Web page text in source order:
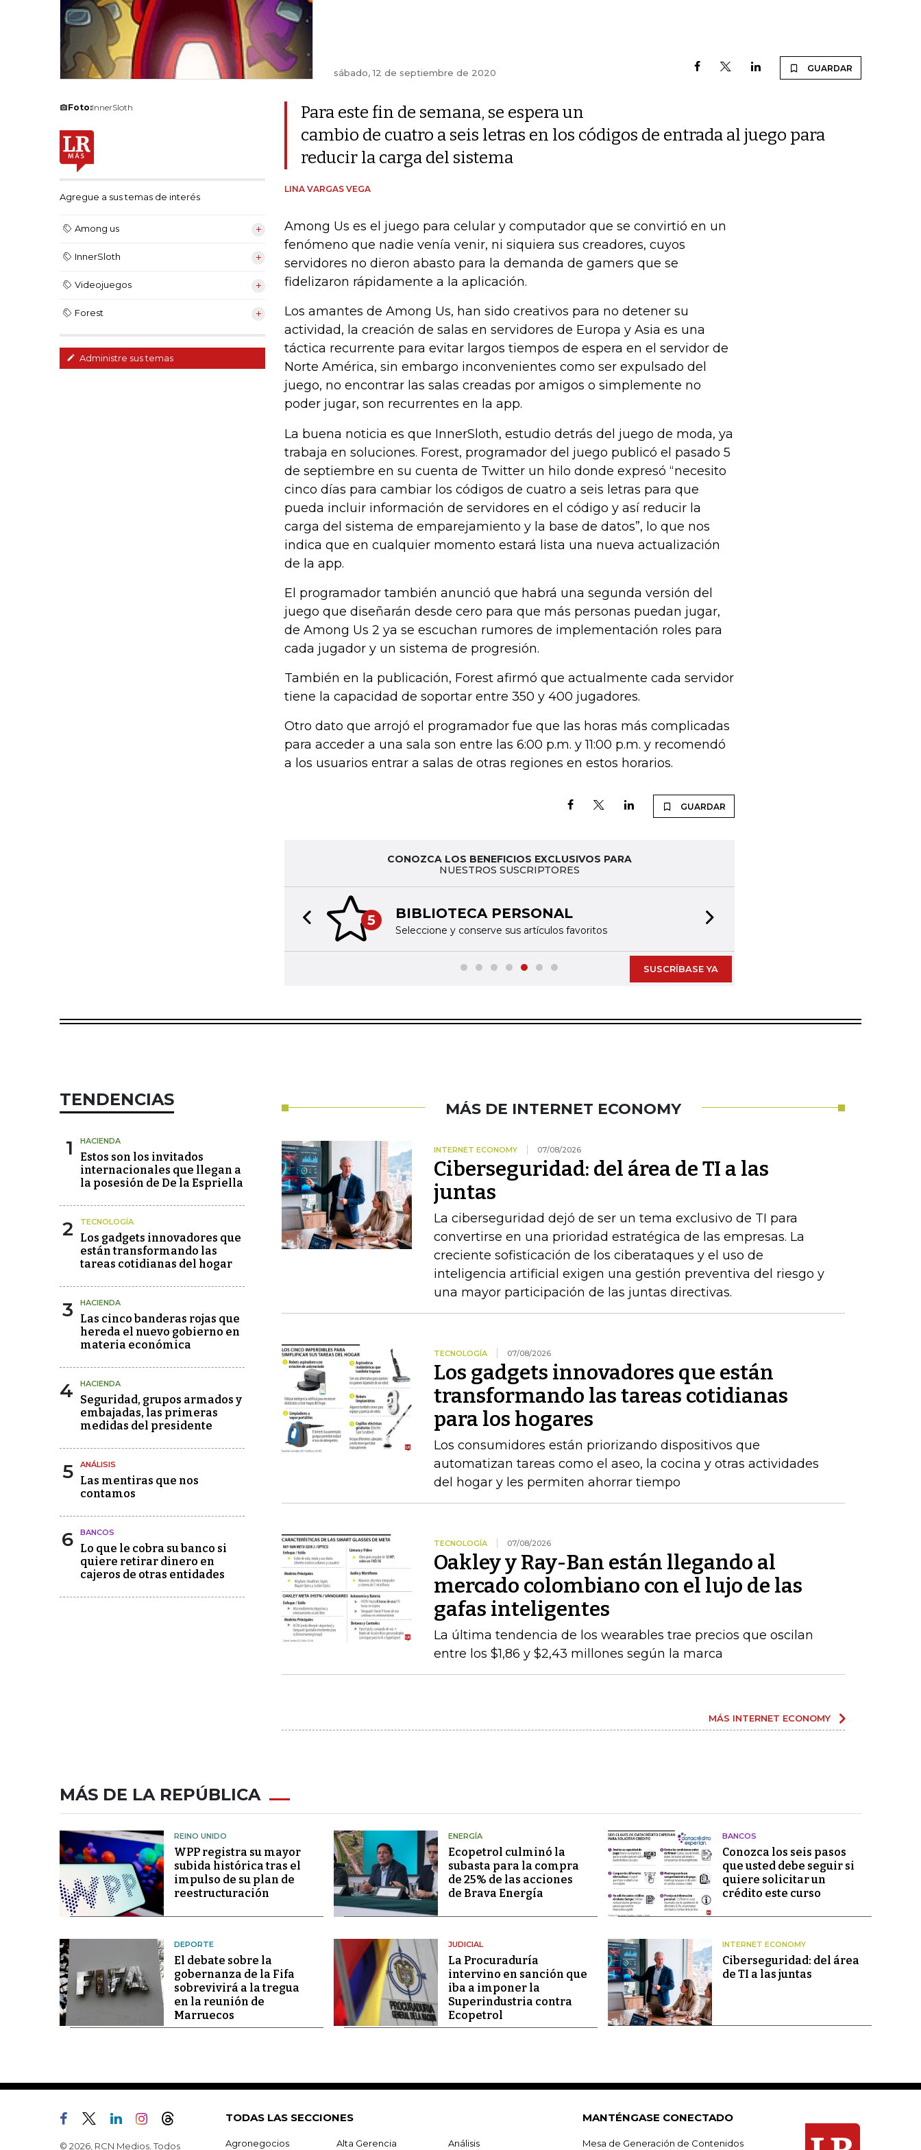
sábado, 12 de septiembre de 2020 GUARDAR
Foto:InnerSloth
Agregue a sus temas de interés
Among us
InnerSloth
Videojuegos
Forest
Administre sus temas
Para este fin de semana, se espera un
cambio de cuatro a seis letras en los códigos de entrada al juego para
reducir la carga del sistema
LINA VARGAS VEGA
Among Us es el juego para celular y computador que se convirtió en un
fenómeno que nadie venía venir, ni siquiera sus creadores, cuyos
servidores no dieron abasto para la demanda de gamers que se
fidelizaron rápidamente a la aplicación.
Los amantes de Among Us, han sido creativos para no detener su
actividad, la creación de salas en servidores de Europa y Asia es una
táctica recurrente para evitar largos tiempos de espera en el servidor de
Norte América, sin embargo inconvenientes como ser expulsado del
juego, no encontrar las salas creadas por amigos o simplemente no
poder jugar, son recurrentes en la app.
La buena noticia es que InnerSloth, estudio detrás del juego de moda, ya
trabaja en soluciones. Forest, programador del juego publicó el pasado 5
de septiembre en su cuenta de Twitter un hilo donde expresó “necesito
cinco días para cambiar los códigos de cuatro a seis letras para que
pueda incluir información de servidores en el código y así reducir la
carga del sistema de emparejamiento y la base de datos”, lo que nos
indica que en cualquier momento estará lista una nueva actualización
de la app.
El programador también anunció que habrá una segunda versión del
juego que diseñarán desde cero para que más personas puedan jugar,
de Among Us 2 ya se escuchan rumores de implementación roles para
cada jugador y un sistema de progresión.
También en la publicación, Forest afirmó que actualmente cada servidor
tiene la capacidad de soportar entre 350 y 400 jugadores.
Otro dato que arrojó el programador fue que las horas más complicadas
para acceder a una sala son entre las 6:00 p.m. y 11:00 p.m. y recomendó
a los usuarios entrar a salas de otras regiones en estos horarios.
GUARDAR
CONOZCA LOS BENEFICIOS EXCLUSIVOS PARA
NUESTROS SUSCRIPTORES
5 BIBLIOTECA PERSONAL
Seleccione y conserve sus artículos favoritos
Previous slide
SUSCRÍBASE YA
TENDENCIAS
1 HACIENDA
Estos son los invitados
internacionales que llegan a
la posesión de De la Espriella
2 TECNOLOGÍA
Los gadgets innovadores que
están transformando las
tareas cotidianas del hogar
3 HACIENDA
Las cinco banderas rojas que
hereda el nuevo gobierno en
materia económica
4 HACIENDA
Seguridad, grupos armados y
embajadas, las primeras
medidas del presidente
5 ANÁLISIS
Las mentiras que nos
contamos
6 BANCOS
Lo que le cobra su banco si
quiere retirar dinero en
cajeros de otras entidades
MÁS DE INTERNET ECONOMY
INTERNET ECONOMY 07/08/2026
Ciberseguridad: del área de TI a las
juntas
La ciberseguridad dejó de ser un tema exclusivo de TI para
convertirse en una prioridad estratégica de las empresas. La
creciente sofisticación de los ciberataques y el uso de
inteligencia artificial exigen una gestión preventiva del riesgo y
una mayor participación de las juntas directivas.
TECNOLOGÍA 07/08/2026
Los gadgets innovadores que están
transformando las tareas cotidianas
para los hogares
Los consumidores están priorizando dispositivos que
automatizan tareas como el aseo, la cocina y otras actividades
del hogar y les permiten ahorrar tiempo
TECNOLOGÍA 07/08/2026
Oakley y Ray-Ban están llegando al
mercado colombiano con el lujo de las
gafas inteligentes
La última tendencia de los wearables trae precios que oscilan
entre los $1,86 y $2,43 millones según la marca
MÁS INTERNET ECONOMY
MÁS DE LA REPÚBLICA
REINO UNIDO
WPP registra su mayor
subida histórica tras el
impulso de su plan de
reestructuración
ENERGÍA
Ecopetrol culminó la
subasta para la compra
de 25% de las acciones
de Brava Energía
BANCOS
Conozca los seis pasos
que usted debe seguir si
quiere solicitar un
crédito este curso
DEPORTE
El debate sobre la
gobernanza de la Fifa
sobrevivirá a la tregua
en la reunión de
Marruecos
JUDICIAL
La Procuraduría
intervino en sanción que
iba a imponer la
Superindustria contra
Ecopetrol
INTERNET ECONOMY
Ciberseguridad: del área
de TI a las juntas
© 2026, RCN Medios. Todos
TODAS LAS SECCIONES
Agronegocios Alta Gerencia Análisis
MANTÉNGASE CONECTADO
Mesa de Generación de Contenidos